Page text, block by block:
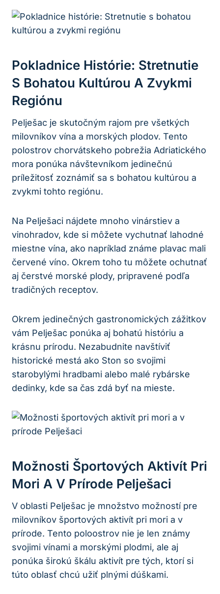
Pokladnice Histórie: Stretnutie
S Bohatou Kultúrou A ⁤zvykmi
Regiónu
Pelješac je skutočným rajom ⁢pre všetkých
milovníkov‍ vína a morských plodov. Tento
polostrov chorvátskeho pobrežia Adriatického
‌mora ‌ponúka návštevníkom jedinečnú⁢
príležitosť zoznámiť sa s bohatou‌ kultúrou a
zvykmi tohto regiónu.
Na ‍Pelješaci nájdete mnoho vinárstiev a
vinohradov, kde si​ môžete vychutnať‍ lahodné⁤
miestne vína, ako napríklad známe plavac mali
červené víno. Okrem toho tu môžete⁤ ochutnať​
aj čerstvé morské plody, pripravené ‌podľa⁢
tradičných receptov.
Okrem jedinečných gastronomických zážitkov
vám Pelješac ponúka⁣ aj bohatú históriu a
krásnu prírodu. Nezabudnite navštíviť
historické ⁤mestá ako Ston ​so svojimi
‍starobylými hradbami alebo​ malé rybárske
dedinky, kde sa⁢ čas ⁣zdá byť na mieste.
Možnosti Športových Aktivít Pri
Mori⁢ A‍ V Prírode Pelješaci
V oblasti‍ Pelješac je množstvo možností pre
milovníkov športových aktivít​ pri mori a‌ v
prírode. Tento poloostrov nie je ⁤len známy
svojimi vínami ⁤a morskými plodmi, ale aj
ponúka širokú škálu aktivít pre tých, ktorí si
túto oblasť chcú užiť plnými dúškami.